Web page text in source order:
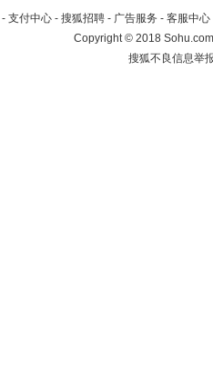
- 支付中心 - 搜狐招聘 - 广告服务 - 客服中心
Copyright©2018
搜狐不良信息举